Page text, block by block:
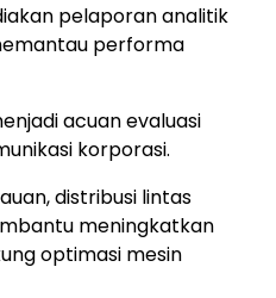
pelaporan analitik
performa
acuan evaluasi
korporasi.
distribusi lintas
meningkatkan
optimasi mesin